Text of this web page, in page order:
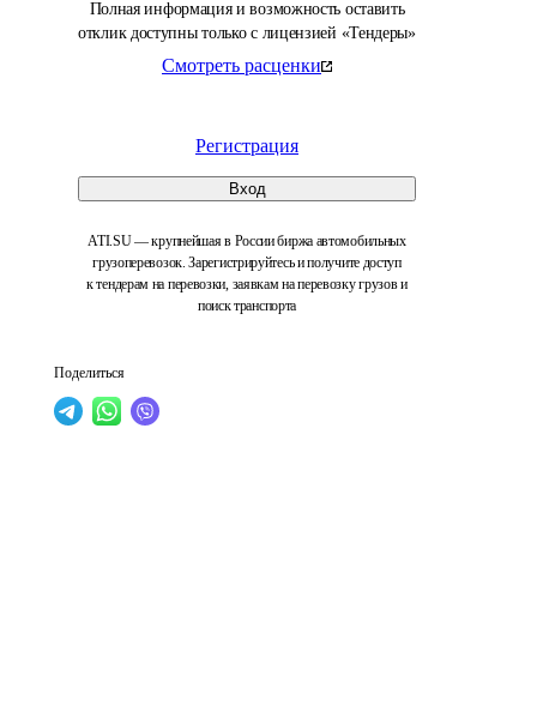
Полная информация и возможность оставить
отклик доступны только с лицензией «Тендеры»
Смотреть расценки
Регистрация
Вход
ATI.SU — крупнейшая в России биржа автомобильных
грузоперевозок. Зарегистрируйтесь и получите доступ
к тендерам на перевозки, заявкам на перевозку грузов и
поиск транспорта
Поделиться